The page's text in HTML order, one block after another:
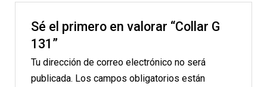
Sé el primero en valorar “Collar G
131”
Tu dirección de correo electrónico no será
publicada. Los campos obligatorios están